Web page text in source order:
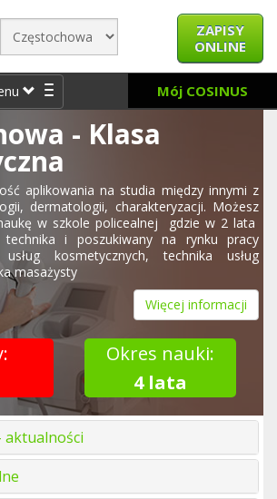
ZAPISY
ONLINE
Mój COSINUS
- Klasa
aplikowania na studia między innymi z
dermatologii, charakteryzacji. Możesz
w szkole policealnej gdzie w 2 lata
technika i poszukiwany na rynku pracy
kosmetycznych, technika usług
masażysty
Więcej informacji
Okres nauki:
4 lata
aktualności